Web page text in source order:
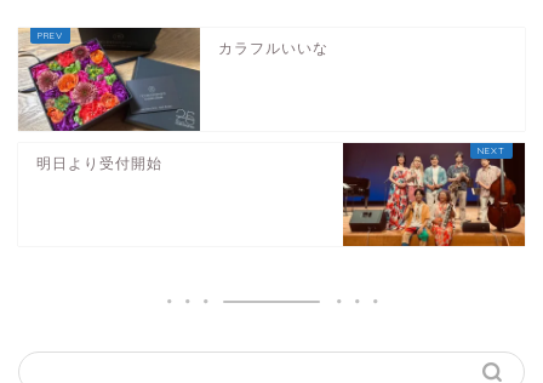
カラフルいいな
明日より受付開始